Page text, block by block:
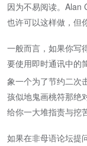
因为不易阅读。Alan
也许可以这样做，但
一般而言，如果你写
要使用即时通讯中的
象一个为了节约二次
孩似地鬼画桃符那绝
给你一大堆指责与挖
如果在非母语论坛提